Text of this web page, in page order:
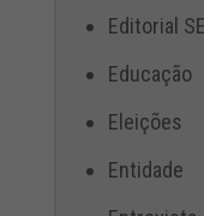
Editorial
Educação
Eleições
Entidade